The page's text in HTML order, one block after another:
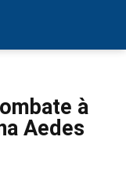
à
Aedes